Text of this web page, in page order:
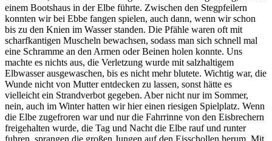
einem Bootshaus in der Elbe führte. Zwischen den Stegpfeilern
konnten wir bei Ebbe fangen spielen, auch dann, wenn wir schon
bis zu den Knien im Wasser standen. Die Pfähle waren oft mit
scharfkantigen Muscheln bewachsen, sodass man sich schnell mal
eine Schramme an den Armen oder Beinen holen konnte. Uns
machte es nichts aus, die Verletzung wurde mit salzhaltigem
Elbwasser ausgewaschen, bis es nicht mehr blutete. Wichtig war, die
Wunde nicht von Mutter entdecken zu lassen, sonst hätte es
vielleicht ein Strandverbot gegeben. Aber nicht nur im Sommer,
nein, auch im Winter hatten wir hier einen riesigen Spielplatz. Wenn
die Elbe zugefroren war und nur die Fahrrinne von den Eisbrechern
freigehalten wurde, die Tag und Nacht die Elbe rauf und runter